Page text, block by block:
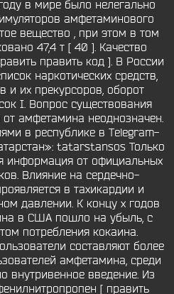
в мире было нелегально
амфетаминового
вещество , при этом в том
47,4 т [ 40 ]. Качество
править код ]. В России
наркотических средств,
и их прекурсоров, оборот
I. Вопрос существования
амфетамина неоднозначен.
в республике в Telegram-
tatarstansos Только
информация от официальных
Влияние на сердечно-
в тахикардии и
давлении. К концу х годов
в США пошло на убыль, с
потребления кокаина.
составляют более
амфетамина, среди
внутривенное введение. Из
[ править